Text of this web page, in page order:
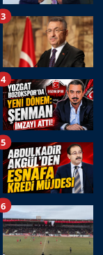
3
4
5
6